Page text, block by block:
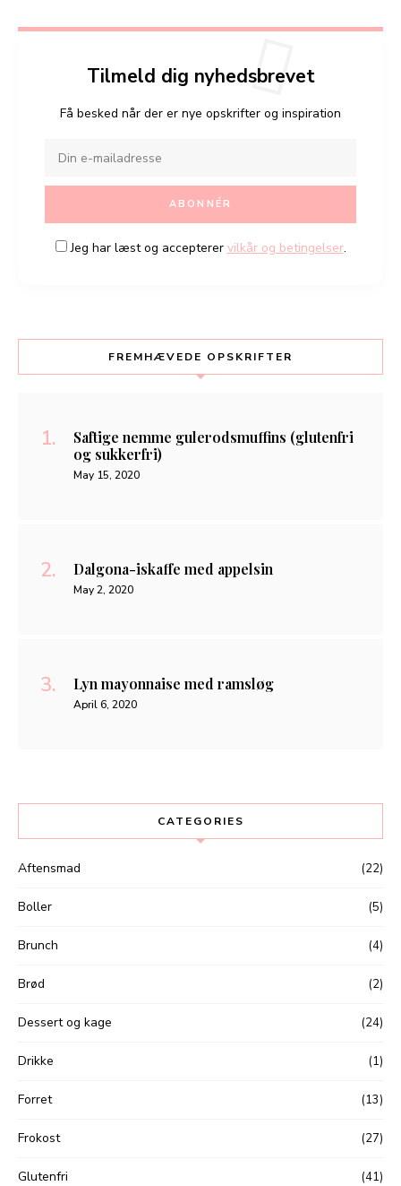
Tilmeld dig nyhedsbrevet
Få besked når der er nye opskrifter og inspiration
Jeg har læst og accepterer vilkår og betingelser.
FREMHÆVEDE OPSKRIFTER
Saftige nemme gulerodsmuffins (glutenfri
og sukkerfri)
May 15, 2020
Dalgona-iskaffe med appelsin
May 2, 2020
Lyn mayonnaise med ramsløg
April 6, 2020
CATEGORIES
Aftensmad (22)
Boller (5)
Brunch (4)
Brød (2)
Dessert og kage (24)
Drikke (1)
Forret (13)
Frokost (27)
Glutenfri (41)